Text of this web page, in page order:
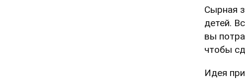
Сырная
детей.
вы
чтобы
Идея